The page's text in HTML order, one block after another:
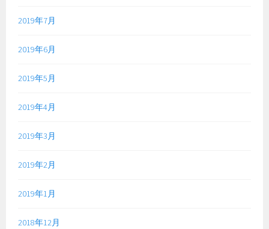
2019年7月
2019年6月
2019年5月
2019年4月
2019年3月
2019年2月
2019年1月
2018年12月